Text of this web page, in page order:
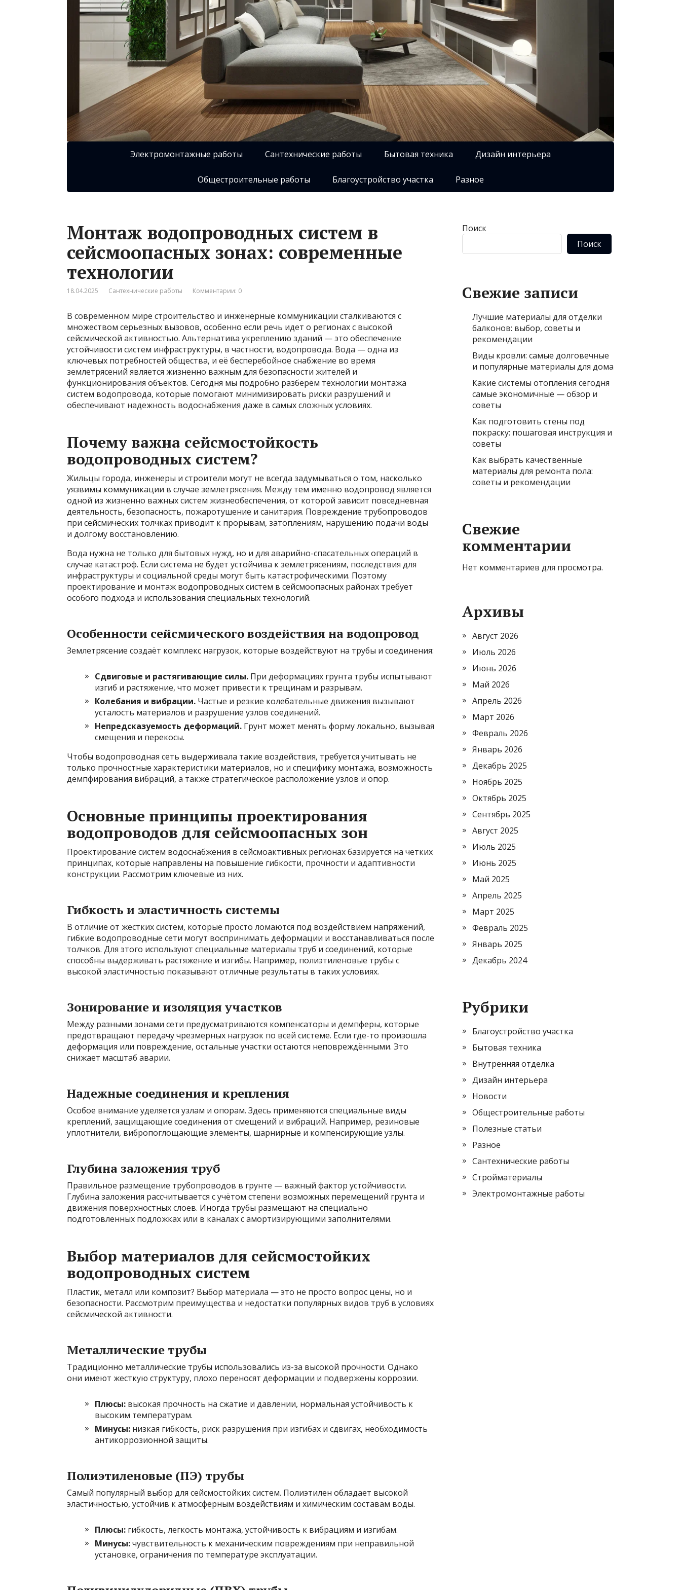
Электромонтажные работы Сантехнические работы Бытовая техника Дизайн интерьера
Общестроительные работы Благоустройство участка Разное
Монтаж водопроводных систем в
сейсмоопасных зонах: современные
технологии
18.04.2025 Сантехнические работы Комментарии: 0
В современном мире строительство и инженерные коммуникации сталкиваются с
множеством серьезных вызовов, особенно если речь идет о регионах с высокой
сейсмической активностью. Альтернатива укреплению зданий — это обеспечение
устойчивости систем инфраструктуры, в частности, водопровода. Вода — одна из
ключевых потребностей общества, и её бесперебойное снабжение во время
землетрясений является жизненно важным для безопасности жителей и
функционирования объектов. Сегодня мы подробно разберём технологии монтажа
систем водопровода, которые помогают минимизировать риски разрушений и
обеспечивают надежность водоснабжения даже в самых сложных условиях.
Почему важна сейсмостойкость
водопроводных систем?
Жильцы города, инженеры и строители могут не всегда задумываться о том, насколько
уязвимы коммуникации в случае землетрясения. Между тем именно водопровод является
одной из жизненно важных систем жизнеобеспечения, от которой зависит повседневная
деятельность, безопасность, пожаротушение и санитария. Повреждение трубопроводов
при сейсмических толчках приводит к прорывам, затоплениям, нарушению подачи воды
и долгому восстановлению.
Вода нужна не только для бытовых нужд, но и для аварийно-спасательных операций в
случае катастроф. Если система не будет устойчива к землетрясениям, последствия для
инфраструктуры и социальной среды могут быть катастрофическими. Поэтому
проектирование и монтаж водопроводных систем в сейсмоопасных районах требует
особого подхода и использования специальных технологий.
Особенности сейсмического воздействия на водопровод
Землетрясение создаёт комплекс нагрузок, которые воздействуют на трубы и соединения:
Сдвиговые и растягивающие силы. При деформациях грунта трубы испытывают
изгиб и растяжение, что может привести к трещинам и разрывам.
Колебания и вибрации. Частые и резкие колебательные движения вызывают
усталость материалов и разрушение узлов соединений.
Непредсказуемость деформаций. Грунт может менять форму локально, вызывая
смещения и перекосы.
Чтобы водопроводная сеть выдерживала такие воздействия, требуется учитывать не
только прочностные характеристики материалов, но и специфику монтажа, возможность
демпфирования вибраций, а также стратегическое расположение узлов и опор.
Основные принципы проектирования
водопроводов для сейсмоопасных зон
Проектирование систем водоснабжения в сейсмоактивных регионах базируется на четких
принципах, которые направлены на повышение гибкости, прочности и адаптивности
конструкции. Рассмотрим ключевые из них.
Гибкость и эластичность системы
В отличие от жестких систем, которые просто ломаются под воздействием напряжений,
гибкие водопроводные сети могут воспринимать деформации и восстанавливаться после
толчков. Для этого используют специальные материалы труб и соединений, которые
способны выдерживать растяжение и изгибы. Например, полиэтиленовые трубы с
высокой эластичностью показывают отличные результаты в таких условиях.
Зонирование и изоляция участков
Между разными зонами сети предусматриваются компенсаторы и демпферы, которые
предотвращают передачу чрезмерных нагрузок по всей системе. Если где-то произошла
деформация или повреждение, остальные участки остаются неповреждёнными. Это
снижает масштаб аварии.
Надежные соединения и крепления
Особое внимание уделяется узлам и опорам. Здесь применяются специальные виды
креплений, защищающие соединения от смещений и вибраций. Например, резиновые
уплотнители, вибропоглощающие элементы, шарнирные и компенсирующие узлы.
Глубина заложения труб
Правильное размещение трубопроводов в грунте — важный фактор устойчивости.
Глубина заложения рассчитывается с учётом степени возможных перемещений грунта и
движения поверхностных слоев. Иногда трубы размещают на специально
подготовленных подложках или в каналах с амортизирующими заполнителями.
Выбор материалов для сейсмостойких
водопроводных систем
Пластик, металл или композит? Выбор материала — это не просто вопрос цены, но и
безопасности. Рассмотрим преимущества и недостатки популярных видов труб в условиях
сейсмической активности.
Металлические трубы
Традиционно металлические трубы использовались из-за высокой прочности. Однако
они имеют жесткую структуру, плохо переносят деформации и подвержены коррозии.
Плюсы: высокая прочность на сжатие и давлении, нормальная устойчивость к
высоким температурам.
Минусы: низкая гибкость, риск разрушения при изгибах и сдвигах, необходимость
антикоррозионной защиты.
Полиэтиленовые (ПЭ) трубы
Самый популярный выбор для сейсмостойких систем. Полиэтилен обладает высокой
эластичностью, устойчив к атмосферным воздействиям и химическим составам воды.
Плюсы: гибкость, легкость монтажа, устойчивость к вибрациям и изгибам.
Минусы:чувствительность к механическим повреждениям при неправильной
установке, ограничения по температуре эксплуатации.
Поиск
Поиск
Свежие записи
Лучшие материалы для отделки
балконов: выбор, советы и
рекомендации
Виды кровли: самые долговечные
и популярные материалы для дома
Какие системы отопления сегодня
самые экономичные — обзор и
советы
Как подготовить стены под
покраску: пошаговая инструкция и
советы
Как выбрать качественные
материалы для ремонта пола:
советы и рекомендации
Свежие
комментарии
Нет комментариев для просмотра.
Архивы
Август 2026
Июль 2026
Июнь 2026
Май 2026
Апрель 2026
Март 2026
Февраль 2026
Январь 2026
Декабрь 2025
Ноябрь 2025
Октябрь 2025
Сентябрь 2025
Август 2025
Июль 2025
Июнь 2025
Май 2025
Апрель 2025
Март 2025
Февраль 2025
Январь 2025
Декабрь 2024
Рубрики
Благоустройство участка
Бытовая техника
Внутренняя отделка
Дизайн интерьера
Новости
Общестроительные работы
Полезные статьи
Разное
Сантехнические работы
Стройматериалы
Электромонтажные работы